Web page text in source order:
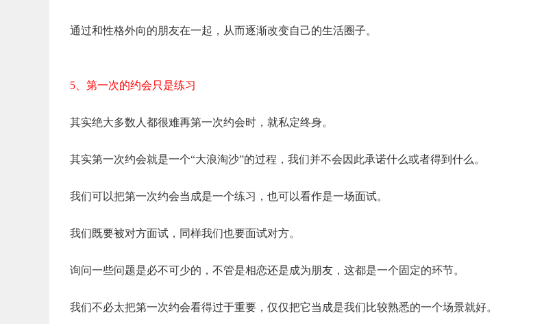
通过和性格外向的朋友在一起，从而逐渐改变自己的生活圈子。
5、第一次的约会只是练习
其实绝大多数人都很难再第一次约会时，就私定终身。
其实第一次约会就是一个“大浪淘沙”的过程，我们并不会因此承诺什么或者得到什么。
我们可以把第一次约会当成是一个练习，也可以看作是一场面试。
我们既要被对方面试，同样我们也要面试对方。
询问一些问题是必不可少的，不管是相恋还是成为朋友，这都是一个固定的环节。
我们不必太把第一次约会看得过于重要，仅仅把它当成是我们比较熟悉的一个场景就好。